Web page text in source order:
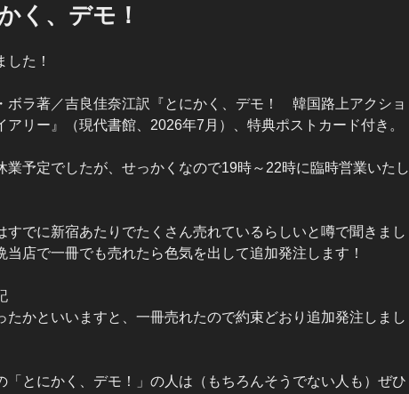
く、デモ！
した！
ボラ著／吉良佳奈江訳『とにかく、デモ！ 韓国路上アクショ
アリー』（現代書館、2026年7月）、特典ポストカード付き。
業予定でしたが、せっかくなので19時～22時に臨時営業いたし
すでに新宿あたりでたくさん売れているらしいと噂で聞きまし
当店で一冊でも売れたら色気を出して追加発注します！
たかといいますと、一冊売れたので約束どおり追加発注しまし
「とにかく、デモ！」の人は（もちろんそうでない人も）ぜひ